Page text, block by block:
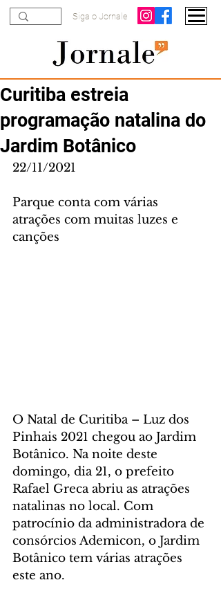
Siga o Jornale
Curitiba estreia
programação natalina do
Jardim Botânico
22/11/2021
Parque conta com várias
atrações com muitas luzes e
canções
O Natal de Curitiba – Luz dos
Pinhais 2021 chegou ao Jardim
Botânico. Na noite deste
domingo, dia 21, o prefeito
Rafael Greca abriu as atrações
natalinas no local. Com
patrocínio da administradora de
consórcios Ademicon, o Jardim
Botânico tem várias atrações
este ano.